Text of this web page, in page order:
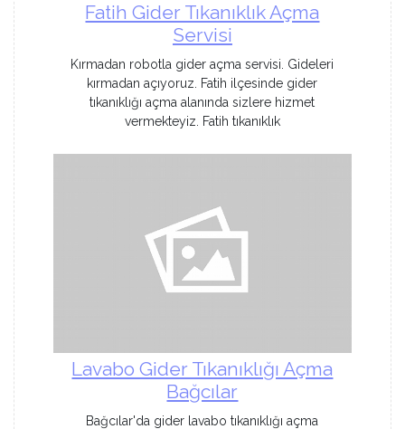
Fatih Gider Tıkanıklık Açma
Servisi
Kırmadan robotla gider açma servisi. Gideleri
kırmadan açıyoruz. Fatih ilçesinde gider
tıkanıklığı açma alanında sizlere hizmet
vermekteyiz. Fatih tıkanıklık
Lavabo Gider Tıkanıklığı Açma
Bağcılar
Bağcılar'da gider lavabo tıkanıklığı açma